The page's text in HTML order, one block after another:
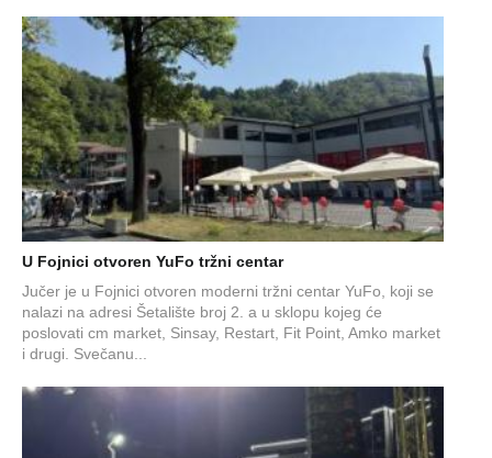
U Fojnici otvoren YuFo tržni centar
Jučer je u Fojnici otvoren moderni tržni centar YuFo, koji se
nalazi na adresi Šetalište broj 2. a u sklopu kojeg će
poslovati cm market, Sinsay, Restart, Fit Point, Amko market
i drugi. Svečanu...